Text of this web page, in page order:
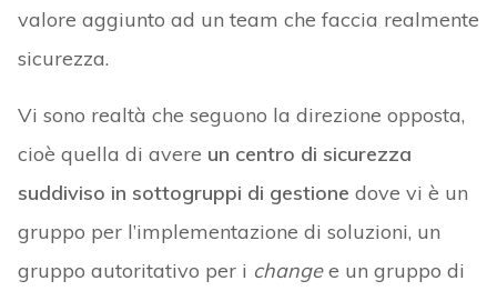
valore aggiunto ad un team che faccia realmente
sicurezza.
Vi sono realtà che seguono la direzione opposta,
cioè quella di avere un centro di sicurezza
suddiviso in sottogruppi di gestione dove vi è un
gruppo per l’implementazione di soluzioni, un
gruppo autoritativo per i changee un gruppo di